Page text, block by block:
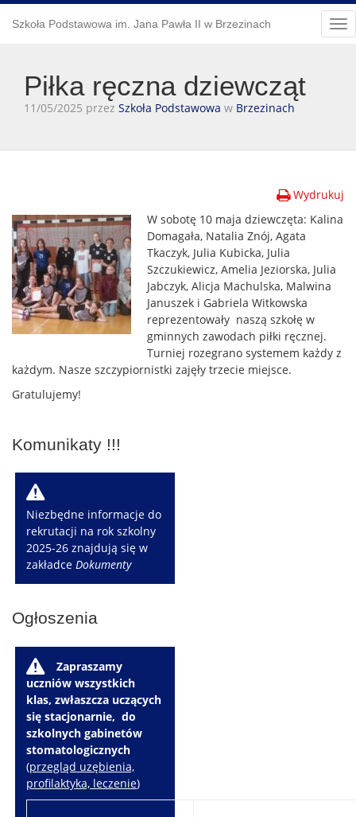
Szkoła Podstawowa im. Jana Pawła II w Brzezinach
Piłka ręczna dziewcząt
11/05/2025 przez Szkoła Podstawowa w Brzezinach
Wydrukuj
W sobotę 10 maja dziewczęta: Kalina
Domagała, Natalia Znój, Agata
Tkaczyk, Julia Kubicka, Julia
Szczukiewicz, Amelia Jeziorska, Julia
Jabczyk, Alicja Machulska, Malwina
Januszek i Gabriela Witkowska
reprezentowały naszą szkołę w
gminnych zawodach piłki ręcznej.
Turniej rozegrano systemem każdy z
każdym. Nasze szczypiornistki zajęły trzecie miejsce.
Gratulujemy!
Komunikaty !!!
W
Niezbędne informacje do
rekrutacji na rok szkolny
2025-26 znajdują się w
zakładceDokumenty
Ogłoszenia
W
Zapraszamy
uczniów wszystkich
klas, zwłaszcza uczących
się stacjonarnie, do
szkolnych gabinetów
stomatologicznych
(przegląd uzębienia,
profilaktyka, leczenie)